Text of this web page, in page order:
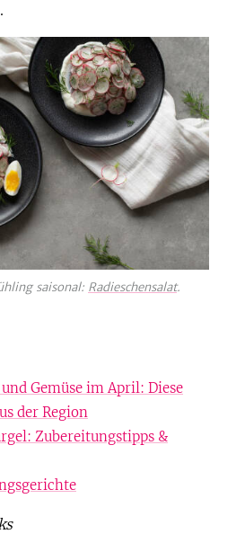
saisonal: Radieschensalat.
und Gemüse im April: Diese
der Region
Zubereitungstipps &